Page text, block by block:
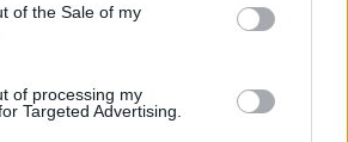
of the Sale of my
of processing my
Targeted Advertising.